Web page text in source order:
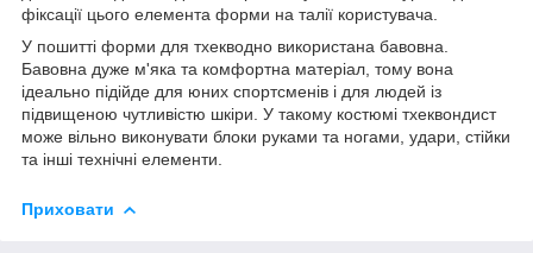
фіксації цього елемента форми на талії користувача.
У пошитті форми для тхекводно використана бавовна.
Бавовна дуже м'яка та комфортна матеріал, тому вона
ідеально підійде для юних спортсменів і для людей із
підвищеною чутливістю шкіри. У такому костюмі тхеквондист
може вільно виконувати блоки руками та ногами, удари, стійки
та інші технічні елементи.
Приховати